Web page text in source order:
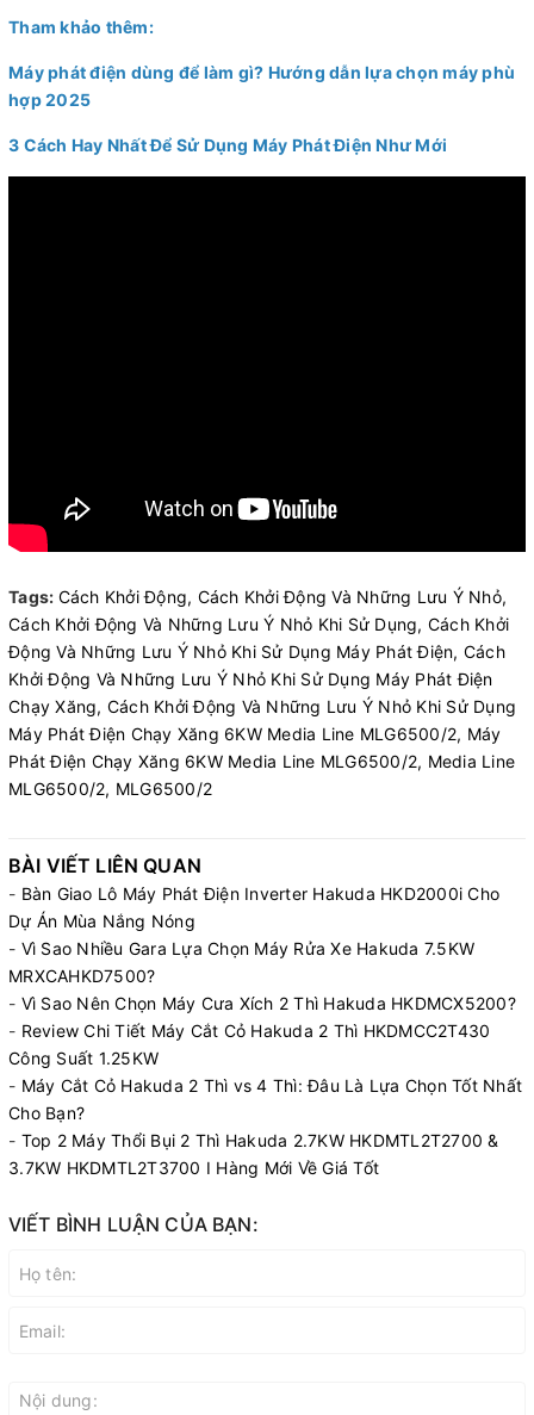
Tham khảo thêm:
Máy phát điện dùng để làm gì? Hướng dẫn lựa chọn máy phù
hợp 2025
3 Cách Hay Nhất Để Sử Dụng Máy Phát Điện Như Mới
Tags: Cách Khởi Động, Cách Khởi Động Và Những Lưu Ý Nhỏ,
Cách Khởi Động Và Những Lưu Ý Nhỏ Khi Sử Dụng, Cách Khởi
Động Và Những Lưu Ý Nhỏ Khi Sử Dụng Máy Phát Điện, Cách
Khởi Động Và Những Lưu Ý Nhỏ Khi Sử Dụng Máy Phát Điện
Chạy Xăng, Cách Khởi Động Và Những Lưu Ý Nhỏ Khi Sử Dụng
Máy Phát Điện Chạy Xăng 6KW Media Line MLG6500/2, Máy
Phát Điện Chạy Xăng 6KW Media Line MLG6500/2, Media Line
MLG6500/2, MLG6500/2
BÀI VIẾT LIÊN QUAN
- Bàn Giao Lô Máy Phát Điện Inverter Hakuda HKD2000i Cho
Dự Án Mùa Nắng Nóng
- Vì Sao Nhiều Gara Lựa Chọn Máy Rửa Xe Hakuda 7.5KW
MRXCAHKD7500?
- Vì Sao Nên Chọn Máy Cưa Xích 2 Thì Hakuda HKDMCX5200?
- Review Chi Tiết Máy Cắt Cỏ Hakuda 2 Thì HKDMCC2T430
Công Suất 1.25KW
- Máy Cắt Cỏ Hakuda 2 Thì vs 4 Thì: Đâu Là Lựa Chọn Tốt Nhất
Cho Bạn?
- Top 2 Máy Thổi Bụi 2 Thì Hakuda 2.7KW HKDMTL2T2700 &
3.7KW HKDMTL2T3700 I Hàng Mới Về Giá Tốt
VIẾT BÌNH LUẬN CỦA BẠN: